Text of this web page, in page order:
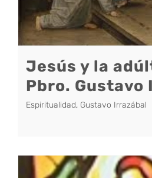
Jesús y la
Pbro. Gustavo
Espiritualidad, Gustavo Irrazábal